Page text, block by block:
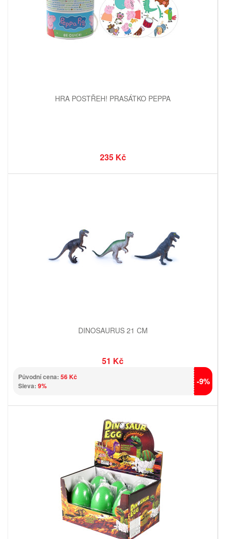
HRA POSTŘEH! PRASÁTKO PEPPA
235 Kč
DINOSAURUS 21 CM
51 Kč
Původní cena: 56 Kč
Sleva: 9% -9%